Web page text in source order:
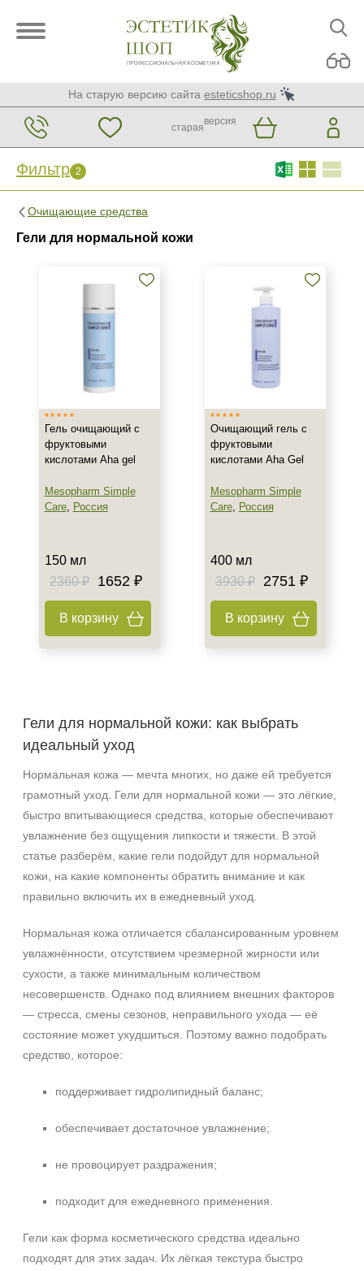
На старую версию сайта esteticshop.ru
старая
версия
Фильтр 2
Очищающие средства
Гели для нормальной кожи
Фильтр 2 Сброс
Тип товара
Гель
Масло
Класс косметики
Домашняя
Профессиональная
Тип кожи
Жирная
Показать еще
Возраст
Любой возраст
Действие
Восстановление
Матирование
Обезжиривание
Показать еще
Акне
Показать еще
Лифтинг
Гель очищающий с
фруктовыми
кислотами Aha gel
Mesopharm Simple
Care, Россия
150 мл
2360 ₽
1652 ₽
В корзину
Очищающий гель с
фруктовыми
кислотами Aha Gel
Mesopharm Simple
Care, Россия
400 мл
3930 ₽
2751 ₽
В корзину
Гели для нормальной кожи: как выбрать
идеальный уход
Нормальная кожа — мечта многих, но даже ей требуется
грамотный уход. Гели для нормальной кожи — это лёгкие,
быстро впитывающиеся средства, которые обеспечивают
увлажнение без ощущения липкости и тяжести. В этой
статье разберём, какие гели подойдут для нормальной
кожи, на какие компоненты обратить внимание и как
правильно включить их в ежедневный уход.
Нормальная кожа отличается сбалансированным уровнем
увлажнённости, отсутствием чрезмерной жирности или
сухости, а также минимальным количеством
несовершенств. Однако под влиянием внешних факторов
— стресса, смены сезонов, неправильного ухода — её
состояние может ухудшиться. Поэтому важно подобрать
средство, которое:
поддерживает гидролипидный баланс;
обеспечивает достаточное увлажнение;
не провоцирует раздражения;
подходит для ежедневного применения.
Гели как форма косметического средства идеально
подходят для этих задач. Их лёгкая текстура быстро